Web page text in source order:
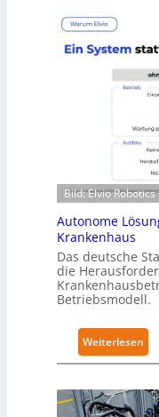
e
l
-
Z
e
r
t
i
i
z
i
r
u
g
n
a
R
o
o
t
i
c
s
e
w
e
i
e
r
g
l
Bild: Elvio
Autonome
Krankenhaus
Das deutsche
die
Betriebsmodell.
Weiterlesen
A
t